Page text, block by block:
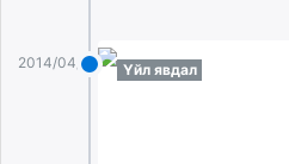
2014/04/29 Үйл явдал